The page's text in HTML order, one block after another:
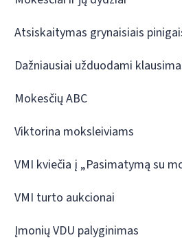
Atsiskaitymas grynaisiais
Dažniausiai užduodami
Mokesčių ABC
Viktorina moksleiviams
VMI kviečia į „Pasimatymą su
VMI turto aukcionai
Įmonių VDU palyginimas